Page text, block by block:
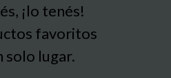
¡lo tenés!
favoritos
solo lugar.